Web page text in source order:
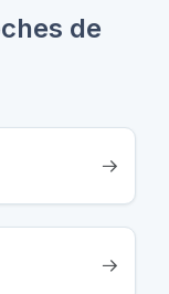
de